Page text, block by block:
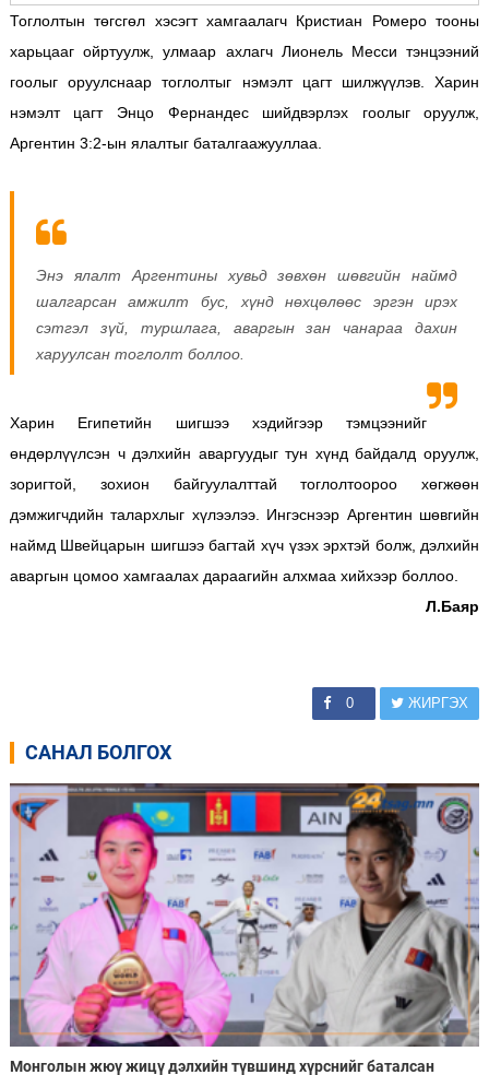
Тоглолтын төгсгөл хэсэгт хамгаалагч Кристиан Ромеро тооны
харьцааг ойртуулж, улмаар ахлагч Лионель Месси тэнцээний
гоолыг оруулснаар тоглолтыг нэмэлт цагт шилжүүлэв. Харин
нэмэлт цагт Энцо Фернандес шийдвэрлэх гоолыг оруулж,
Аргентин 3:2-ын ялалтыг баталгаажууллаа.
Энэ ялалт Аргентины хувьд зөвхөн шөвгийн наймд
шалгарсан амжилт бус, хүнд нөхцөлөөс эргэн ирэх
сэтгэл зүй, туршлага, аваргын зан чанараа дахин
харуулсан тоглолт боллоо.
Харин Египетийн шигшээ хэдийгээр тэмцээнийг
өндөрлүүлсэн ч дэлхийн аваргуудыг тун хүнд байдалд оруулж,
зоригтой, зохион байгуулалттай тоглолтоороо хөгжөөн
дэмжигчдийн талархлыг хүлээлээ. Ингэснээр Аргентин шөвгийн
наймд Швейцарын шигшээ багтай хүч үзэх эрхтэй болж, дэлхийн
аваргын цомоо хамгаалах дараагийн алхмаа хийхээр боллоо.
Л.Баяр
0 ЖИРГЭХ
САНАЛ БОЛГОХ
Монголын жюү жицү дэлхийн түвшинд хүрснийг баталсан